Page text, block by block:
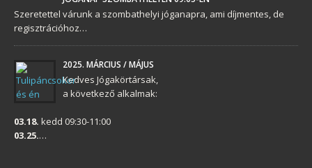
Szeretettel várunk a szombathelyi jóganapra, ami díjmentes, de
regisztrációhoz…
2025. MÁRCIUS / MÁJUS
Kedves Jógakörtársak,
a következő alkalmak:
03.18. kedd 09:30-11:00
03.25.…